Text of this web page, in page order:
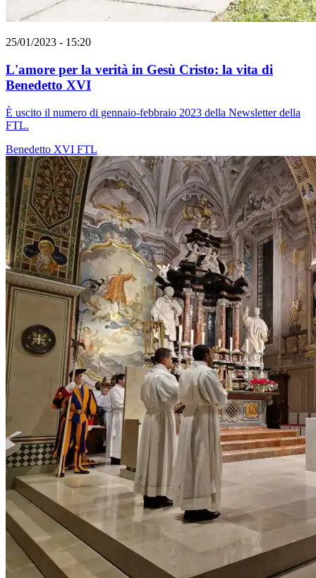
25/01/2023 - 15:20
L'amore per la verità in Gesù Cristo: la vita di
Benedetto XVI
È uscito il numero di gennaio-febbraio 2023 della Newsletter della
FTL.
Benedetto XVI FTL